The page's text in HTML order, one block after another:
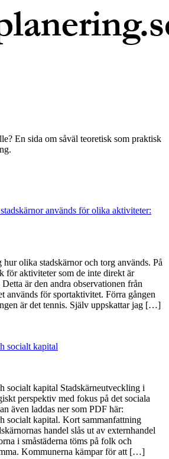
En sida om såväl teoretisk som praktisk
används för olika aktiviteter:
hur olika stadskärnor och torg används. På
för aktiviteter som de inte direkt är
är den andra observationen från
används för sportaktivitet. Förra gången
är det tennis. Själv uppskattar jag […]
socialt kapital
socialt kapital Stadskärneutveckling i
perspektiv med fokus på det sociala
även laddas ner som PDF här:
socialt kapital. Kort sammanfattning
handel slås ut av externhandel
i småstäderna töms på folk och
Kommunerna kämpar för att […]